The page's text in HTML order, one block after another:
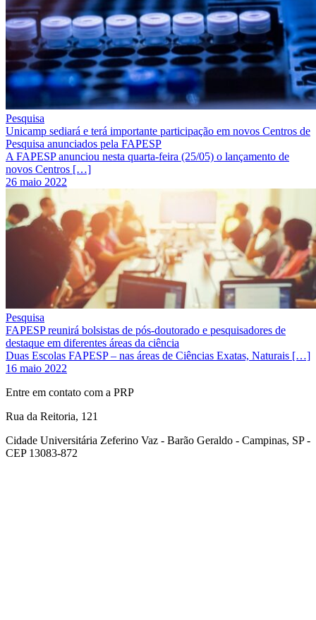
Pesquisa
Unicamp sediará e terá importante participação em novos Centros de
Pesquisa anunciados pela FAPESP
A FAPESP anunciou nesta quarta-feira (25/05) o lançamento de
novos Centros […]
26 maio 2022
Pesquisa
FAPESP reunirá bolsistas de pós-doutorado e pesquisadores de
destaque em diferentes áreas da ciência
Duas Escolas FAPESP – nas áreas de Ciências Exatas, Naturais […]
16 maio 2022
Entre em contato com a PRP
Rua da Reitoria, 121
Cidade Universitária Zeferino Vaz - Barão Geraldo - Campinas, SP -
CEP 13083-872